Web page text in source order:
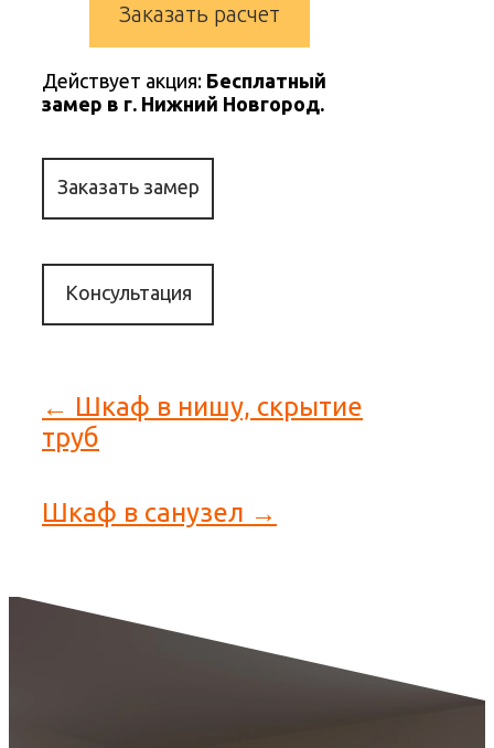
Заказать расчет
Действует акция: Бесплатный
замер в г. Нижний Новгород.
Заказать замер
Консультация
← Шкаф в нишу, скрытие
труб
Шкаф в санузел →